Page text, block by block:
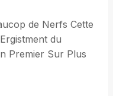
de Nerfs Cette
du
Premier Sur Plus